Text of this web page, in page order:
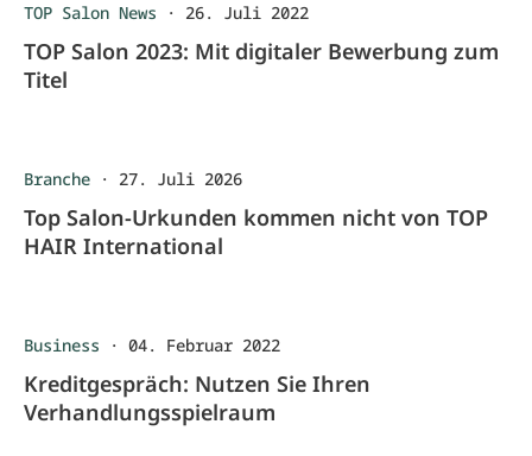
TOP Salon News · 26. Juli 2022
TOP Salon 2023: Mit digitaler Bewerbung zum
Titel
Branche · 27. Juli 2026
Top Salon-Urkunden kommen nicht von TOP
HAIR International
Business · 04. Februar 2022
Kreditgespräch: Nutzen Sie Ihren
Verhandlungsspielraum